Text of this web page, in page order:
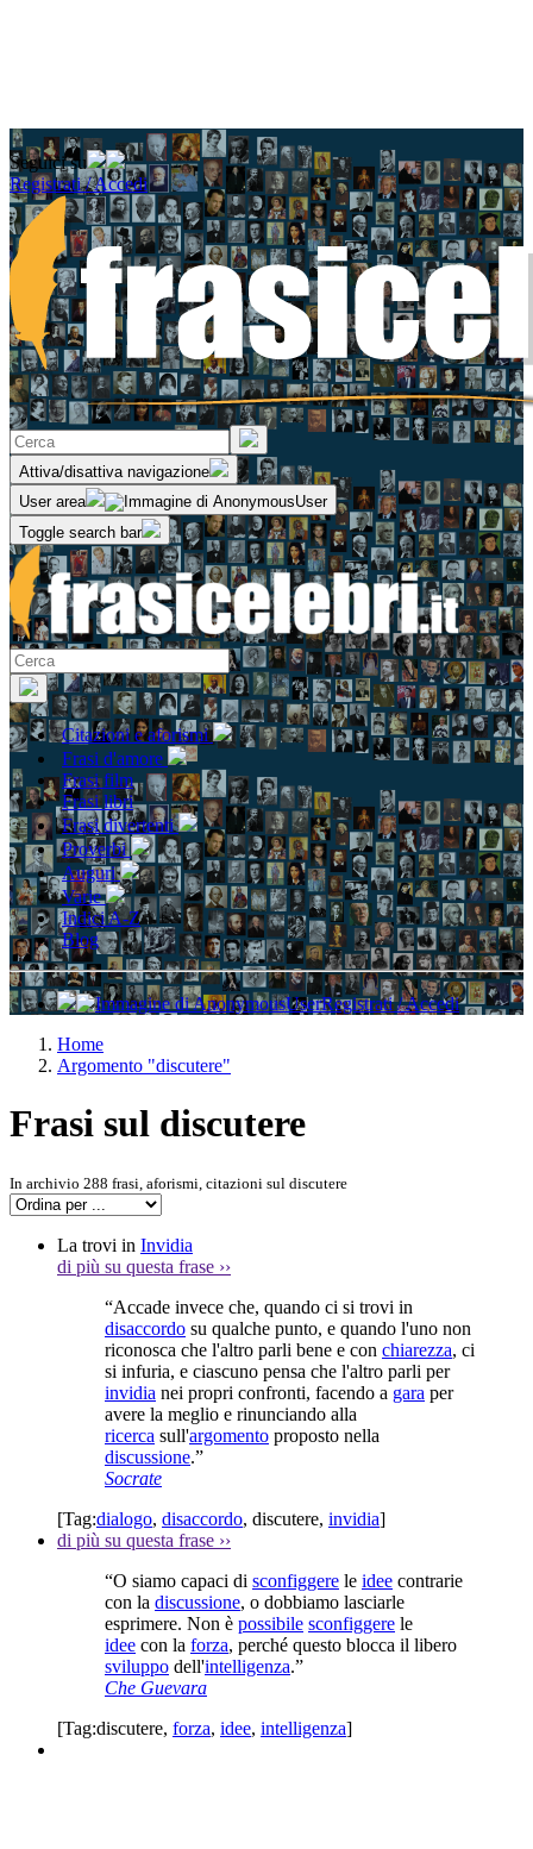
Seguici su
Registrati / Accedi
Attiva/disattiva navigazione
User area
Toggle search bar
Citazioni e aforismi
Frasi d'amore
Frasi film
Frasi libri
Frasi divertenti
Proverbi
Auguri
Varie
Indici A-Z
Blog
Registrati / Accedi
Home
Argomento "discutere"
Frasi sul discutere
In archivio 288 frasi, aforismi, citazioni sul discutere
La trovi in Invidia
di più su questa frase ››
“Accade invece che, quando ci si trovi in
disaccordo su qualche punto, e quando l'uno non
riconosca che l'altro parli bene e con chiarezza, ci
si infuria, e ciascuno pensa che l'altro parli per
invidia nei propri confronti, facendo a gara per
avere la meglio e rinunciando alla
ricerca sull'argomento proposto nella
discussione.”
Socrate
[Tag:dialogo, disaccordo, discutere, invidia]
di più su questa frase ››
“O siamo capaci di sconfiggere le idee contrarie
con la discussione, o dobbiamo lasciarle
esprimere. Non è possibile sconfiggere le
idee con la forza, perché questo blocca il libero
sviluppo dell'intelligenza.”
Che Guevara
[Tag:discutere, forza, idee, intelligenza]